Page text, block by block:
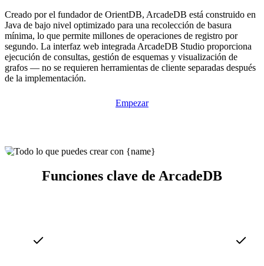
Creado por el fundador de OrientDB, ArcadeDB está construido en
Java de bajo nivel optimizado para una recolección de basura
mínima, lo que permite millones de operaciones de registro por
segundo. La interfaz web integrada ArcadeDB Studio proporciona
ejecución de consultas, gestión de esquemas y visualización de
grafos — no se requieren herramientas de cliente separadas después
de la implementación.
Empezar
Funciones clave de ArcadeDB